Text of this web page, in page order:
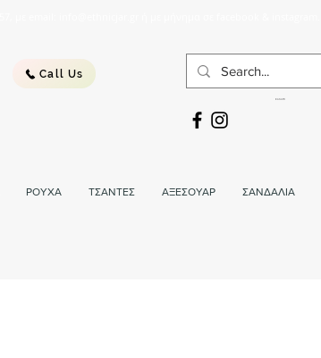
Call Us
ΡΟΥΧΑ ΤΣΑΝΤΕΣ ΑΞΕΣΟΥΑΡ ΣΑΝΔΑΛΙΑ